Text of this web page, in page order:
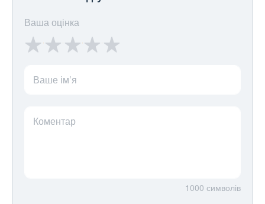
Ваша оцінка
Ваше ім’я
Коментар
1000 символів